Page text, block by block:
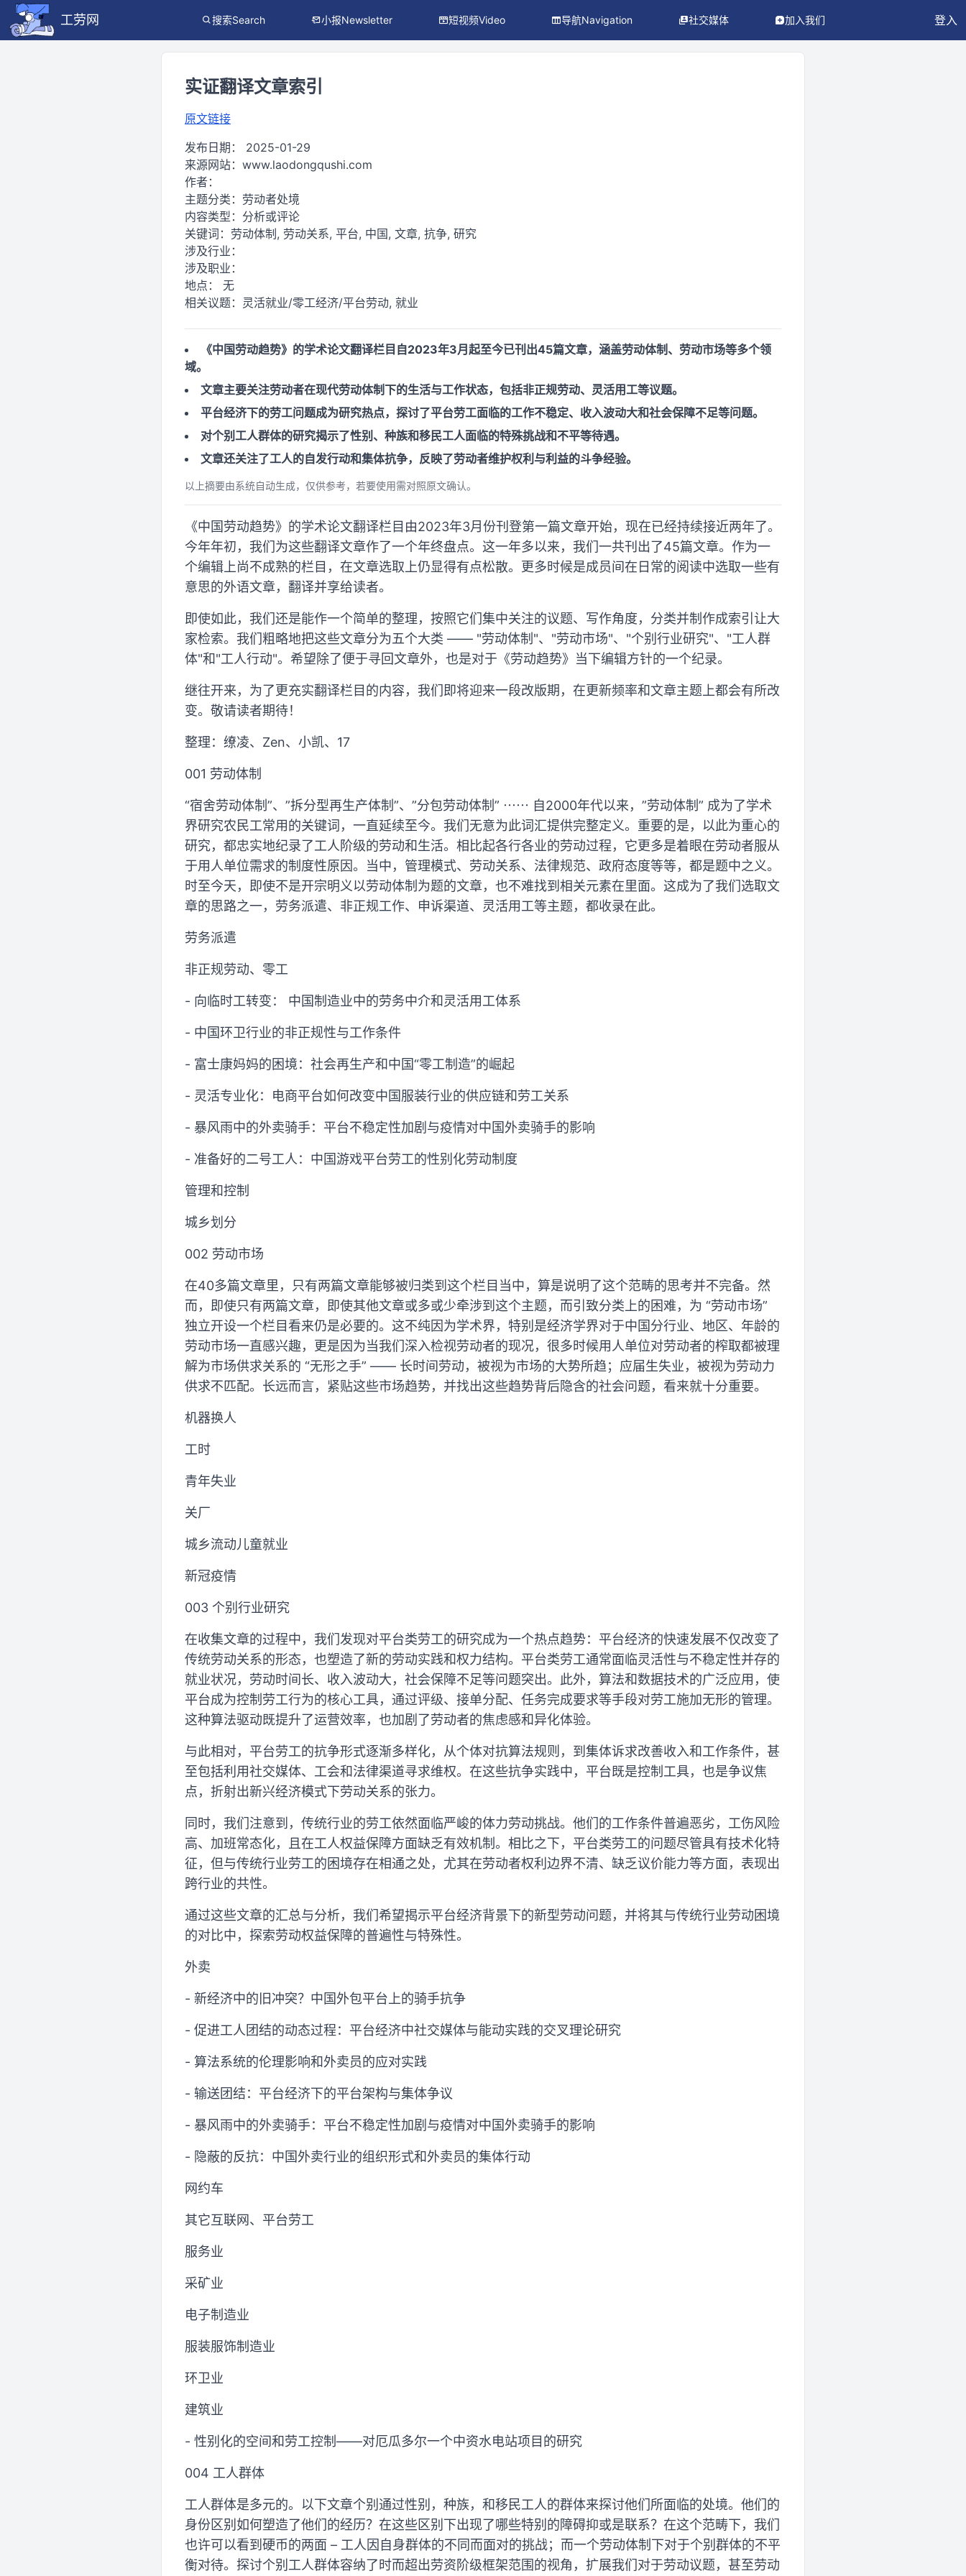
工劳网 搜索Search 小报Newsletter 短视频Video 导航Navigation 社交媒体 加入我们 登入
实证翻译文章索引
原文链接
发布日期： 2025-01-29
来源网站： www.laodongqushi.com
作者：
主题分类： 劳动者处境
内容类型： 分析或评论
关键词： 劳动体制, 劳动关系, 平台, 中国, 文章, 抗争, 研究
涉及行业：
涉及职业：
地点： 无
相关议题： 灵活就业/零工经济/平台劳动, 就业
《中国劳动趋势》的学术论文翻译栏目自2023年3月起至今已刊出45篇文章，涵盖劳动体制、劳动市场等多个领
域。
文章主要关注劳动者在现代劳动体制下的生活与工作状态，包括非正规劳动、灵活用工等议题。
平台经济下的劳工问题成为研究热点，探讨了平台劳工面临的工作不稳定、收入波动大和社会保障不足等问题。
对个别工人群体的研究揭示了性别、种族和移民工人面临的特殊挑战和不平等待遇。
文章还关注了工人的自发行动和集体抗争，反映了劳动者维护权利与利益的斗争经验。
以上摘要由系统自动生成，仅供参考，若要使用需对照原文确认。
《中国劳动趋势》的学术论文翻译栏目由2023年3月份刊登第一篇文章开始，现在已经持续接近两年了。
今年年初，我们为这些翻译文章作了一个年终盘点。这一年多以来，我们一共刊出了45篇文章。作为一
个编辑上尚不成熟的栏目，在文章选取上仍显得有点松散。更多时候是成员间在日常的阅读中选取一些有
意思的外语文章，翻译并享给读者。
即使如此，我们还是能作一个简单的整理，按照它们集中关注的议题、写作角度，分类并制作成索引让大
家检索。我们粗略地把这些文章分为五个大类 —— "劳动体制"、"劳动市场"、"个别行业研究"、"工人群
体"和"工人行动"。希望除了便于寻回文章外，也是对于《劳动趋势》当下编辑方针的一个纪录。
继往开来，为了更充实翻译栏目的内容，我们即将迎来一段改版期，在更新频率和文章主题上都会有所改
变。敬请读者期待！
整理：缭凌、Zen、小凯、17
001 劳动体制
“宿舍劳动体制”、”拆分型再生产体制”、”分包劳动体制” ⋯⋯ 自2000年代以来，”劳动体制” 成为了学术
界研究农民工常用的关键词，一直延续至今。我们无意为此词汇提供完整定义。重要的是，以此为重心的
研究，都忠实地纪录了工人阶级的劳动和生活。相比起各行各业的劳动过程，它更多是着眼在劳动者服从
于用人单位需求的制度性原因。当中，管理模式、劳动关系、法律规范、政府态度等等，都是题中之义。
时至今天，即使不是开宗明义以劳动体制为题的文章，也不难找到相关元素在里面。这成为了我们选取文
章的思路之一，劳务派遣、非正规工作、申诉渠道、灵活用工等主题，都收录在此。
劳务派遣
非正规劳动、零工
- 向临时工转变： 中国制造业中的劳务中介和灵活用工体系
- 中国环卫行业的非正规性与工作条件
- 富士康妈妈的困境：社会再生产和中国“零工制造”的崛起
- 灵活专业化：电商平台如何改变中国服装行业的供应链和劳工关系
- 暴风雨中的外卖骑手：平台不稳定性加剧与疫情对中国外卖骑手的影响
- 准备好的二号工人：中国游戏平台劳工的性别化劳动制度
管理和控制
城乡划分
002 劳动市场
在40多篇文章里，只有两篇文章能够被归类到这个栏目当中，算是说明了这个范畴的思考并不完备。然
而，即使只有两篇文章，即使其他文章或多或少牵涉到这个主题，而引致分类上的困难，为 “劳动市场”
独立开设一个栏目看来仍是必要的。这不纯因为学术界，特别是经济学界对于中国分行业、地区、年龄的
劳动市场一直感兴趣，更是因为当我们深入检视劳动者的现况，很多时候用人单位对劳动者的榨取都被理
解为市场供求关系的 “无形之手” —— 长时间劳动，被视为市场的大势所趋；应届生失业，被视为劳动力
供求不匹配。长远而言，紧贴这些市场趋势，并找出这些趋势背后隐含的社会问题，看来就十分重要。
机器换人
工时
青年失业
关厂
城乡流动儿童就业
新冠疫情
003 个别行业研究
在收集文章的过程中，我们发现对平台类劳工的研究成为一个热点趋势：平台经济的快速发展不仅改变了
传统劳动关系的形态，也塑造了新的劳动实践和权力结构。平台类劳工通常面临灵活性与不稳定性并存的
就业状况，劳动时间长、收入波动大，社会保障不足等问题突出。此外，算法和数据技术的广泛应用，使
平台成为控制劳工行为的核心工具，通过评级、接单分配、任务完成要求等手段对劳工施加无形的管理。
这种算法驱动既提升了运营效率，也加剧了劳动者的焦虑感和异化体验。
与此相对，平台劳工的抗争形式逐渐多样化，从个体对抗算法规则，到集体诉求改善收入和工作条件，甚
至包括利用社交媒体、工会和法律渠道寻求维权。在这些抗争实践中，平台既是控制工具，也是争议焦
点，折射出新兴经济模式下劳动关系的张力。
同时，我们注意到，传统行业的劳工依然面临严峻的体力劳动挑战。他们的工作条件普遍恶劣，工伤风险
高、加班常态化，且在工人权益保障方面缺乏有效机制。相比之下，平台类劳工的问题尽管具有技术化特
征，但与传统行业劳工的困境存在相通之处，尤其在劳动者权利边界不清、缺乏议价能力等方面，表现出
跨行业的共性。
通过这些文章的汇总与分析，我们希望揭示平台经济背景下的新型劳动问题，并将其与传统行业劳动困境
的对比中，探索劳动权益保障的普遍性与特殊性。
外卖
- 新经济中的旧冲突？中国外包平台上的骑手抗争
- 促进工人团结的动态过程：平台经济中社交媒体与能动实践的交叉理论研究
- 算法系统的伦理影响和外卖员的应对实践
- 输送团结：平台经济下的平台架构与集体争议
- 暴风雨中的外卖骑手：平台不稳定性加剧与疫情对中国外卖骑手的影响
- 隐蔽的反抗：中国外卖行业的组织形式和外卖员的集体行动
网约车
其它互联网、平台劳工
服务业
采矿业
电子制造业
服装服饰制造业
环卫业
建筑业
- 性别化的空间和劳工控制——对厄瓜多尔一个中资水电站项目的研究
004 工人群体
工人群体是多元的。以下文章个别通过性别，种族，和移民工人的群体来探讨他们所面临的处境。他们的
身份区别如何塑造了他们的经历？在这些区别下出现了哪些特别的障碍抑或是联系？在这个范畴下，我们
也许可以看到硬币的两面 – 工人因自身群体的不同而面对的挑战；而一个劳动体制下对于个别群体的不平
衡对待。探讨个别工人群体容纳了时而超出劳资阶级框架范围的视角，扩展我们对于劳动议题，甚至劳动